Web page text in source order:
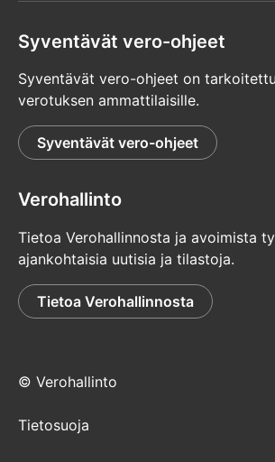
Syventävät vero-ohjeet
Syventävät vero-ohjeet on
verotuksen ammattilaisille.
Syventävät vero-ohjeet
Verohallinto
Tietoa Verohallinnosta ja avoimista
ajankohtaisia uutisia ja tilastoja.
Tietoa Verohallinnosta
© Verohallinto
Tietosuoja